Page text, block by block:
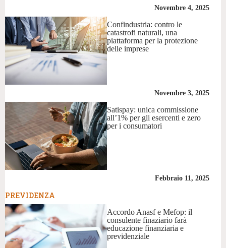
Novembre 4, 2025
Confindustria: contro le
catastrofi naturali, una
piattaforma per la protezione
delle imprese
Novembre 3, 2025
Satispay: unica commissione
all’1% per gli esercenti e zero
per i consumatori
Febbraio 11, 2025
PREVIDENZA
Accordo Anasf e Mefop: il
consulente finaziario farà
educazione finanziaria e
previdenziale